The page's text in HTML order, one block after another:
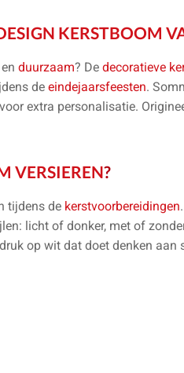
KERSTBOOM
en duurzaam? De decoratieve
de eindejaarsfeesten.
extra personalisatie.
VERSIEREN?
tijdens de kerstvoorbereidingen
licht of donker, met of
op wit dat doet denken aan